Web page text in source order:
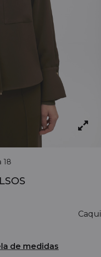
18
Caqui
de medidas